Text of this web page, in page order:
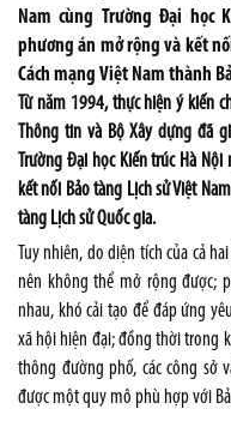
Nam cùng Trường Đại học
phương án mở rộng và kết
Cách mạng Việt Nam thành
Từ năm 1994, thực hiện ý kiến
Thông tin và Bộ Xây dựng đã
Trường Đại học Kiến trúc Hà
kết nối Bảo tàng Lịch sử Việt
tàng Lịch sử Quốc gia.
Tuy nhiên, do diện tích của cả
nên không thể mở rộng được;
nhau, khó cải tạo để đáp ứng
xã hội hiện đại; đồng thời trong
thông đường phố, các công sở
được một quy mô phù hợp với